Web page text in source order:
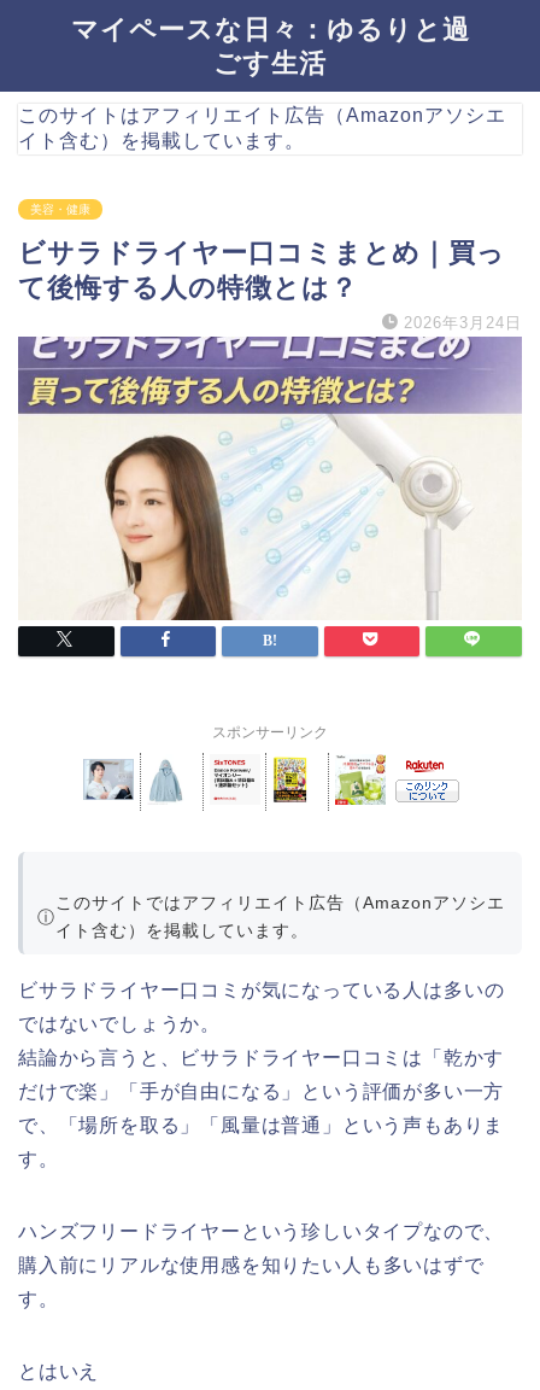
マイペースな日々：ゆるりと過
ごす生活
このサイトはアフィリエイト広告（Amazonアソシエ
イト含む）を掲載しています。
美容・健康
ビサラドライヤー口コミまとめ｜買っ
て後悔する人の特徴とは？
2026年3月24日
スポンサーリンク
ⓘ
このサイトではアフィリエイト広告（Amazonアソシエ
イト含む）を掲載しています。
ビサラドライヤー口 コミ が気に な って いる 人 は多いの
ではないで しょうか。
結論から言うと、 ビサラドライヤー口 コミ は「 乾かす
だけで楽」「 手が自由になる」 という 評価が多い一方
で、「場所を取る」「 風量は普通」 という声 も ありま
す。
ハンズフリードライヤー という珍しい タイプなので、
購入 前に リアルな使用感を知 り たい 人 も 多いはずで
す。
と はい え